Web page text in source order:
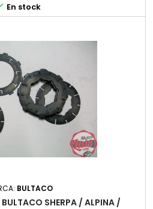
En stock
BULTACO
SHERPA / ALPINA /